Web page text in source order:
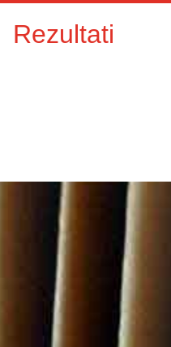
Rezultati